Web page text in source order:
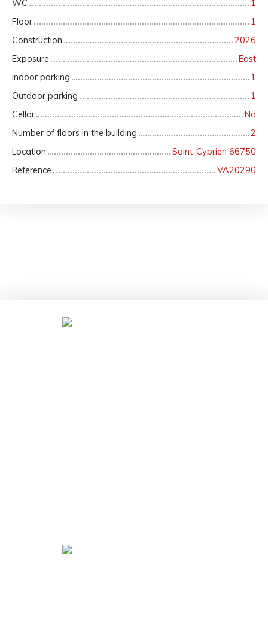
WC
1
Floor
1
Construction
2026
Exposure
East
Indoor parking
1
Outdoor parking
1
Cellar
No
Number of floors in the building
2
Location
Saint-Cyprien 66750
Reference
VA20290